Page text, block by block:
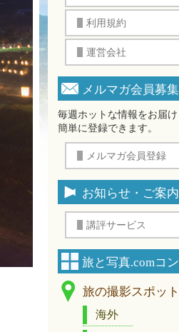
利用規約
運営会社
メルマガ会員募
毎週ホットな情報をお届
簡単に登録できます。
メルマガ会員登録
お知らせ・ご案内
講評サービス
旅と写真.comコ
旅の撮影スポット
海外